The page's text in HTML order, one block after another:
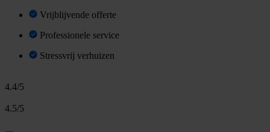
Vrijblijvende offerte
Professionele service
Stressvrij verhuizen
4.4/5
4.5/5